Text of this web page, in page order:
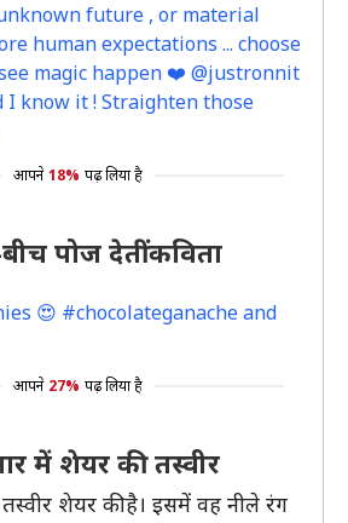
future , or material
human expectations ... choose
magic happen ❤️ @justronnit
I know it ! Straighten those
आपने 18% पढ़ लिया है
पोज देतीं कविता
😍 #chocolateganache and
आपने 27% पढ़ लिया है
में शेयर की तस्वीर
शेयर की है। इसमें वह नीले रंग